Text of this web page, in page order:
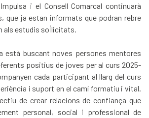
i el Consell Comarcal continuarà
que ja estan informats que podran rebre
als estudis sol·licitats.
està buscant noves persones mentores
positius de joves per al curs 2025-
cada participant al llarg del curs
i suport en el camí formatiu i vital.
de crear relacions de confiança que
personal, social i professional de